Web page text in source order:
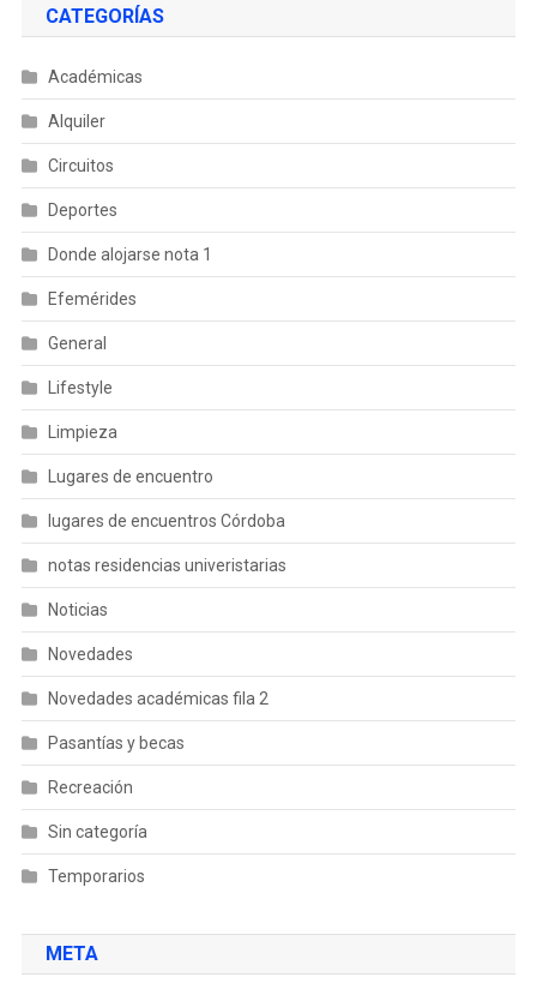
CATEGORÍAS
Académicas
Alquiler
Circuitos
Deportes
Donde alojarse nota 1
Efemérides
General
Lifestyle
Limpieza
Lugares de encuentro
lugares de encuentros Córdoba
notas residencias univeristarias
Noticias
Novedades
Novedades académicas fila 2
Pasantías y becas
Recreación
Sin categoría
Temporarios
META